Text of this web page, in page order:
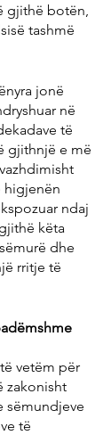
gjithë botën,
tashmë
jonë
në
të
gjithnjë e më
higjenën
ndaj
këta
dhe
rritje të
vetëm për
zakonisht
sëmundjeve
të